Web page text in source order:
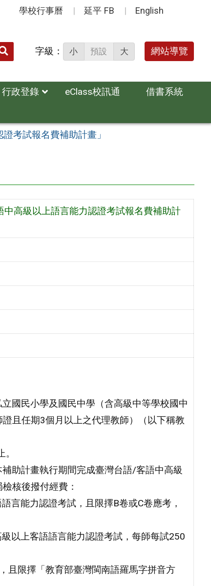
學校行事曆 延平 FB English
送出 字級： 小 預設 大 網站導覽
行政登錄 eClass校訊通
借書系統
考試報名費補助計畫」
高級以上語言能力認證考試報名費補助計
國民小學及國民中學（含高級中等學校國中
且任期3個月以上之代理教師）（以下稱教
助計畫執行期間完成臺灣台語/客語中高級
核後撥付經費：
言能力認證考試，且限擇B卷或C卷應考，
以上客語語言能力認證考試，每師每試250
且限擇「教育部臺灣閩南語羅馬字拼音方